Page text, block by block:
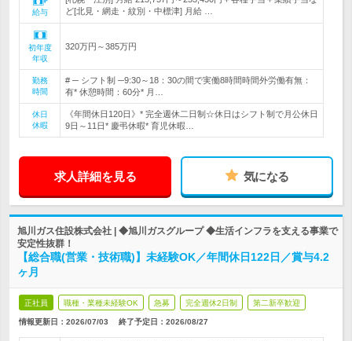
給与
ど[北見・網走・紋別・中標津] 月給 …
初年度
年収
320万円～385万円
勤務
時間
# ─ シフト制 ─9:30～18：30の間で実働8時間時間外労働有無：
有* 休憩時間：60分* 月…
休日
休暇
《年間休日120日》* 完全週休二日制☆休日はシフト制で月公休日
9日～11日* 慶弔休暇* 育児休暇…
求人詳細を見る 気になる
旭川ガス住設株式会社 | ◆旭川ガスグループ ◆生活インフラを支える事業で
安定性抜群！
【総合職(営業・技術職)】未経験OK／年間休日122日／賞与4.2
ヶ月
正社員 職種・業種未経験OK 急募 完全週休2日制 第二新卒歓迎
情報更新日：2026/07/03 終了予定日： 2026/08/27